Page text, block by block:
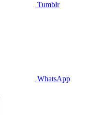
Tumblr
WhatsApp